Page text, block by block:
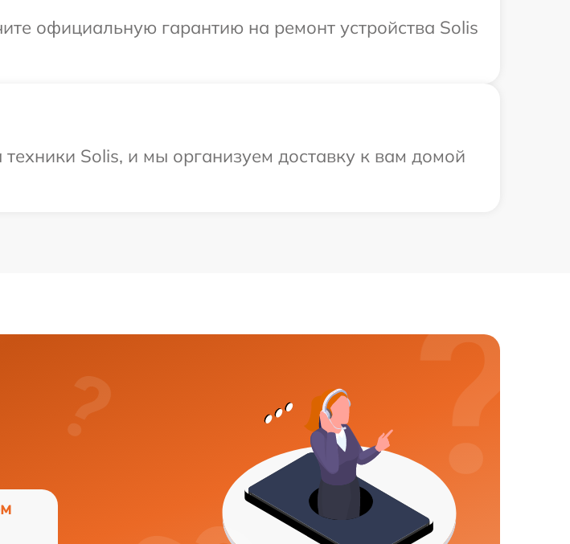
официальную гарантию на ремонт устройства Solis
Solis, и мы организуем доставку к вам домой